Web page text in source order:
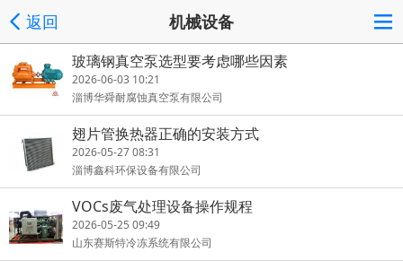
返回 机械设备
玻璃钢真空泵选型要考虑哪些因素
2026-06-03 10:21
淄博华舜耐腐蚀真空泵有限公司
翅片管换热器正确的安装方式
2026-05-27 08:31
淄博鑫科环保设备有限公司
VOCs废气处理设备操作规程
2026-05-25 09:49
山东赛斯特冷冻系统有限公司